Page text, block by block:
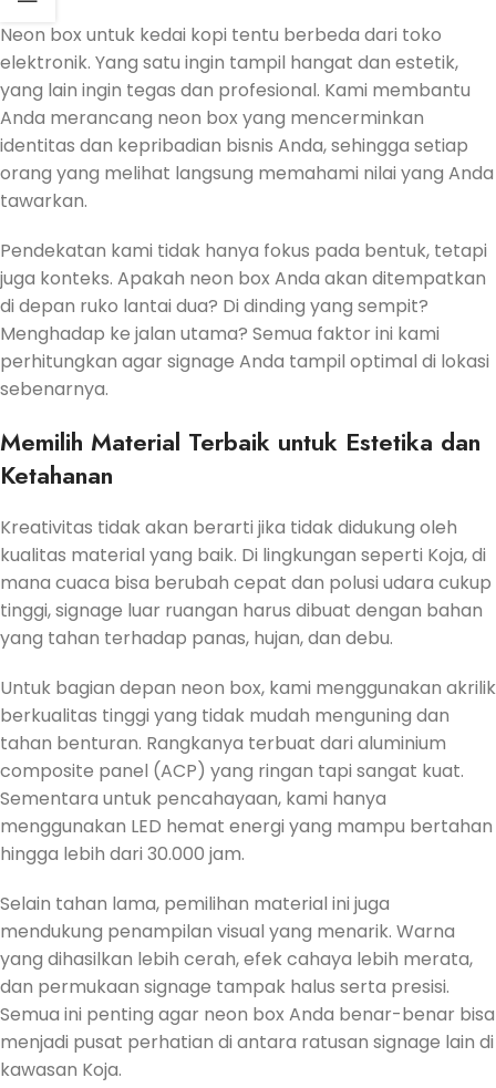
Neon box untuk kedai kopi tentu berbeda dari toko
elektronik. Yang satu ingin tampil hangat dan estetik,
yang lain ingin tegas dan profesional. Kami membantu
Anda merancang neon box yang mencerminkan
identitas dan kepribadian bisnis Anda, sehingga setiap
orang yang melihat langsung memahami nilai yang Anda
tawarkan.
Pendekatan kami tidak hanya fokus pada bentuk, tetapi
juga konteks. Apakah neon box Anda akan ditempatkan
di depan ruko lantai dua? Di dinding yang sempit?
Menghadap ke jalan utama? Semua faktor ini kami
perhitungkan agar signage Anda tampil optimal di lokasi
sebenarnya.
Memilih Material Terbaik untuk Estetika dan
Ketahanan
Kreativitas tidak akan berarti jika tidak didukung oleh
kualitas material yang baik. Di lingkungan seperti Koja, di
mana cuaca bisa berubah cepat dan polusi udara cukup
tinggi, signage luar ruangan harus dibuat dengan bahan
yang tahan terhadap panas, hujan, dan debu.
Untuk bagian depan neon box, kami menggunakan akrilik
berkualitas tinggi yang tidak mudah menguning dan
tahan benturan. Rangkanya terbuat dari aluminium
composite panel (ACP) yang ringan tapi sangat kuat.
Sementara untuk pencahayaan, kami hanya
menggunakan LED hemat energi yang mampu bertahan
hingga lebih dari 30.000 jam.
Selain tahan lama, pemilihan material ini juga
mendukung penampilan visual yang menarik. Warna
yang dihasilkan lebih cerah, efek cahaya lebih merata,
dan permukaan signage tampak halus serta presisi.
Semua ini penting agar neon box Anda benar-benar bisa
menjadi pusat perhatian di antara ratusan signage lain di
kawasan Koja.